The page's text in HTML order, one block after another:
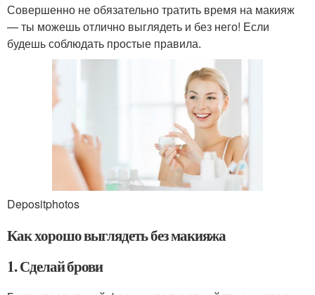
Совершенно не обязательно тратить время на макияж
— ты можешь отлично выглядеть и без него! Если
будешь соблюдать простые правила.
Depositphotos
Как хорошо выглядеть без макияжа
1. Сделай брови